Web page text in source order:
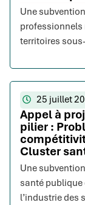
Une
professionnels
territoires
25 juillet
Appel à
pilier :
Cluster
Une
santé
l’industrie des